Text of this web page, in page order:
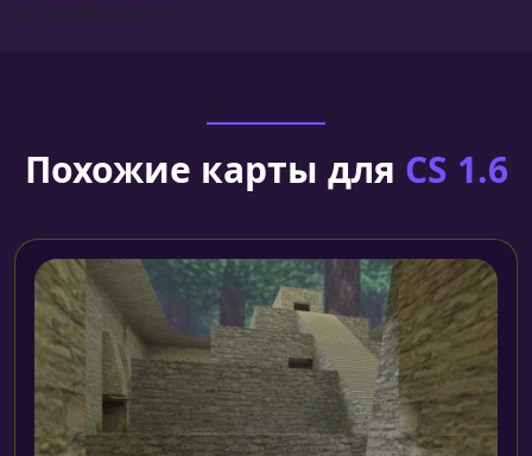
Похожие карты для CS 1.6